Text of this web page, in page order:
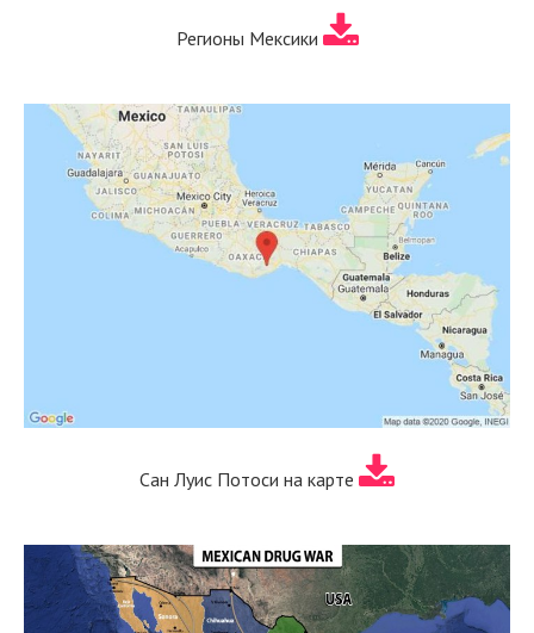
Регионы Мексики
Сан Луис Потоси на карте